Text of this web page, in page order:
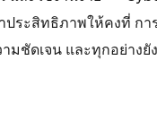
ประสิทธิภาพให้คงที่ กา
มชัดเจน และทุกอย่างยั